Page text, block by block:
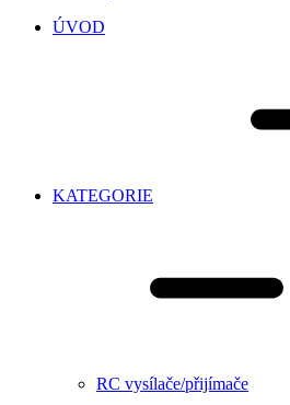
ÚVOD
KATEGORIE
RC vysílače/přijímače